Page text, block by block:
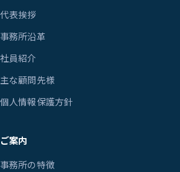
代表挨拶
事務所沿革
社員紹介
主な顧問先様
個人情報保護方針
ご案内
事務所の特徴